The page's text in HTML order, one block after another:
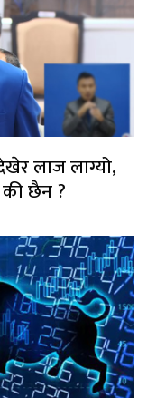
लाज लाग्यो,
की छैन ?